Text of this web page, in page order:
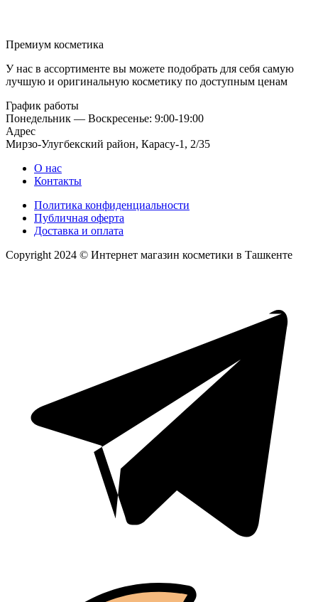
Премиум косметика
У нас в ассортименте вы можете подобрать для себя самую
лучшую и оригинальную косметику по доступным ценам
График работы
Понедельник — Воскресенье: 9:00-19:00
Адрес
Мирзо-Улугбекский район, Карасу-1, 2/35
О нас
Контакты
Политика конфиденциальности
Публичная оферта
Доставка и оплата
Copyright 2024 © Интернет магазин косметики в Ташкенте